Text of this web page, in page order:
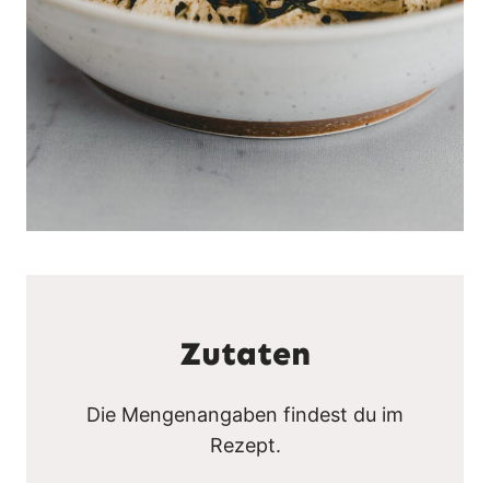
Zutaten
Die Mengenangaben findest du im
Rezept.